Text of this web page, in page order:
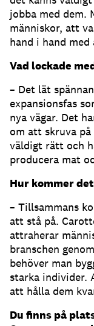
jobba med dem.
människor, att
hand i hand
Vad lockade
– Det lät
expansionsfas
nya vägar. Det
om att skruva
väldigt rätt och
producera mat
Hur kommer
– Tillsammans
att stå på.
attraherar
branschen
behöver man
starka individer.
att hålla dem
Du finns på